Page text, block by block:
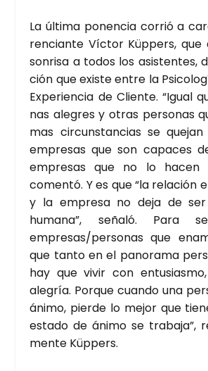
La últi­ma ponen­cia corrió a
ren­cian­te Víc­tor Küp­pers, que
son­ri­sa a todos los asis­ten­tes,
ción que exis­te entre la
Expe­rien­cia de Clien­te. “Igual
nas ale­gres y otras per­so­nas
mas cir­cuns­tan­cias se
empre­sas que son capa­ces
empre­sas que no lo hacen
comen­tó. Y es que “la rela­ción
y la empre­sa no deja de
huma­na”, seña­ló. Para
empresas/personas que
que tan­to en el pano­ra­ma
hay que vivir con
ale­gría. Por­que cuan­do una
áni­mo, pier­de lo mejor que
esta­do de áni­mo se tra­ba­ja”,
men­te Küp­pers.